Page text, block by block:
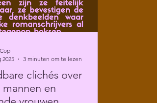
clichés over
en
2025
3 minuten om te lezen